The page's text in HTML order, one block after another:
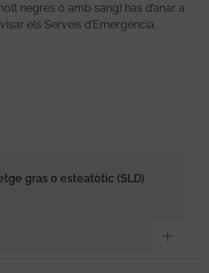
negres o amb sang) has d’anar a
els Serveis d’Emergència.
gras o esteatòtic (SLD)